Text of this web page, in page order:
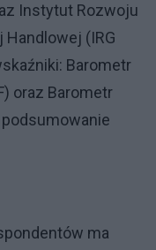
Instytut Rozwoju
Handlowej (IRG
Barometr
oraz Barometr
podsumowanie
ma